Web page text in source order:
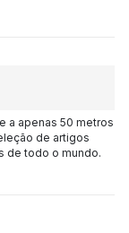
a apenas 50 metros
de artigos
de todo o mundo.